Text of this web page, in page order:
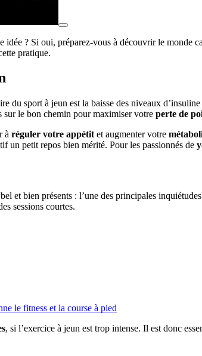
? Si oui, préparez-vous à découvrir le monde
pratique.
du sport à jeun est la baisse des niveaux
sur le bon chemin pour maximiser votre perte de
à réguler votre appétit et augmenter votre
un petit repos bien mérité. Pour les passionnés de
et bien présents : l’une des principales
sessions courtes.
le fitness et la course à pied
, si l’exercice à jeun est trop intense. Il est donc